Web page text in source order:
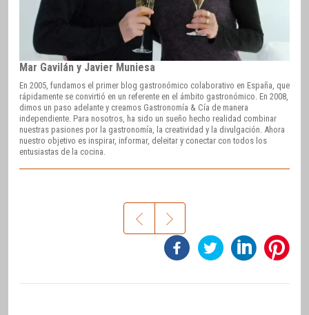
Mar Gavilán y Javier Muniesa
En 2005, fundamos el primer blog gastronómico colaborativo en España, que
rápidamente se convirtió en un referente en el ámbito gastronómico. En 2008,
dimos un paso adelante y creamos Gastronomía & Cía de manera
independiente. Para nosotros, ha sido un sueño hecho realidad combinar
nuestras pasiones por la gastronomía, la creatividad y la divulgación. Ahora
nuestro objetivo es inspirar, informar, deleitar y conectar con todos los
entusiastas de la cocina.